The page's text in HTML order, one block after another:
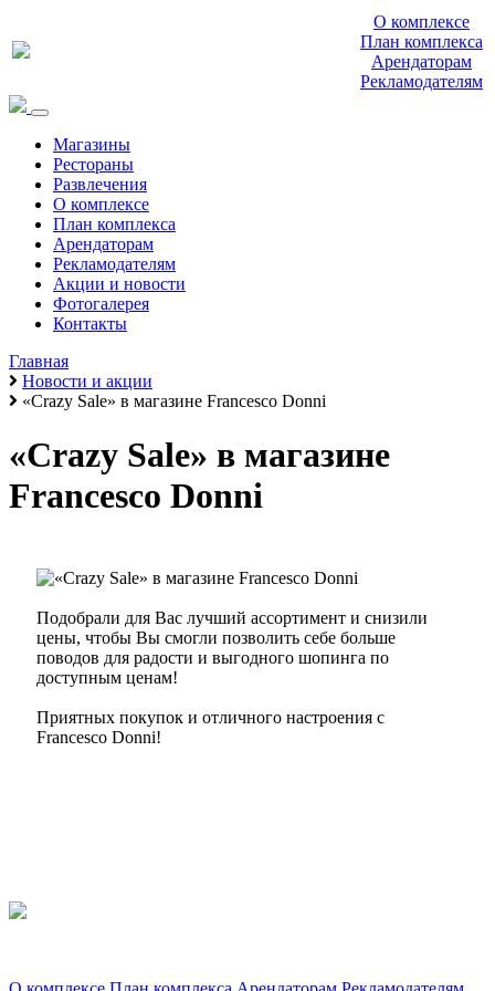
О комплексе
План комплекса
Арендаторам
Рекламодателям
Магазины
Рестораны
Развлечения
О комплексе
План комплекса
Арендаторам
Рекламодателям
Акции и новости
Фотогалерея
Контакты
Главная
Новости и акции
«Crazy Sale» в магазине Francesco Donni
«Crazy Sale» в магазине
Francesco Donni
Подобрали для Вас лучший ассортимент и снизили
цены, чтобы Вы смогли позволить себе больше
поводов для радости и выгодного шопинга по
доступным ценам!
Приятных покупок и отличного настроения c
Francesco Donni!